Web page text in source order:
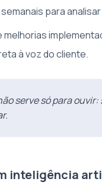
para
melhorias
à voz do cliente.
serve só para ouvir:
inteligência